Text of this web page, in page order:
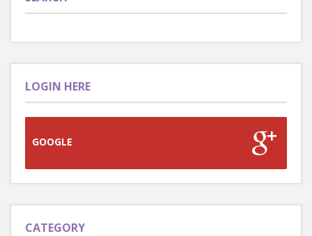
LOGIN HERE
GOOGLE
CATEGORY